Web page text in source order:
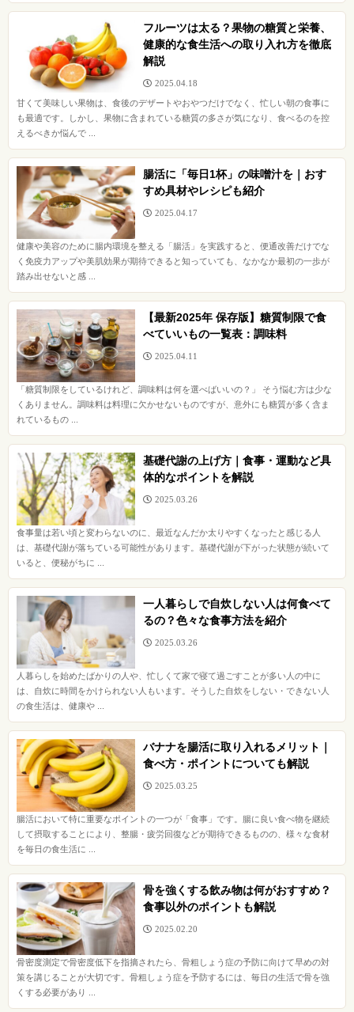
フルーツは太る？果物の糖質と栄養、
健康的な食生活への取り入れ方を徹底
解説
2025.04.18
甘くて美味しい果物は、食後のデザートやおやつだけでなく、忙しい朝の食事に
も最適です。しかし、果物に含まれている糖質の多さが気になり、食べるのを控
えるべきか悩んで ...
腸活に「毎日1杯」の味噌汁を｜おす
すめ具材やレシピも紹介
2025.04.17
健康や美容のために腸内環境を整える「腸活」を実践すると、便通改善だけでな
く免疫力アップや美肌効果が期待できると知っていても、なかなか最初の一歩が
踏み出せないと感 ...
【最新2025年 保存版】糖質制限で食
べていいもの一覧表：調味料
2025.04.11
「糖質制限をしているけれど、調味料は何を選べばいいの？」 そう悩む方は少な
くありません。調味料は料理に欠かせないものですが、意外にも糖質が多く含ま
れているもの ...
基礎代謝の上げ方｜食事・運動など具
体的なポイントを解説
2025.03.26
食事量は若い頃と変わらないのに、最近なんだか太りやすくなったと感じる人
は、基礎代謝が落ちている可能性があります。基礎代謝が下がった状態が続いて
いると、便秘がちに ...
一人暮らしで自炊しない人は何食べて
るの？色々な食事方法を紹介
2025.03.26
人暮らしを始めたばかりの人や、忙しくて家で寝て過ごすことが多い人の中に
は、自炊に時間をかけられない人もいます。そうした自炊をしない・できない人
の食生活は、健康や ...
バナナを腸活に取り入れるメリット｜
食べ方・ポイントについても解説
2025.03.25
腸活において特に重要なポイントの一つが「食事」です。腸に良い食べ物を継続
して摂取することにより、整腸・疲労回復などが期待できるものの、様々な食材
を毎日の食生活に ...
骨を強くする飲み物は何がおすすめ？
食事以外のポイントも解説
2025.02.20
骨密度測定で骨密度低下を指摘されたら、骨粗しょう症の予防に向けて早めの対
策を講じることが大切です。骨粗しょう症を予防するには、毎日の生活で骨を強
くする必要があり ...